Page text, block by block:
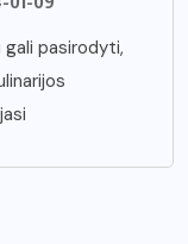
gali pasirodyti,